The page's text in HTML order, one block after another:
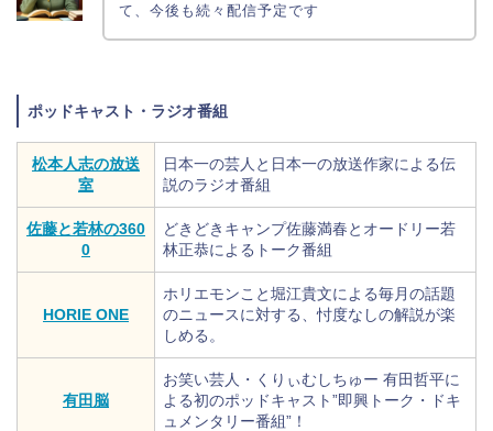
て、今後も続々配信予定です
ポッドキャスト・ラジオ番組
松本人志の放送
室
日本一の芸人と日本一の放送作家による伝
説のラジオ番組
佐藤と若林の360
0
どきどきキャンプ佐藤満春とオードリー若
林正恭によるトーク番組
HORIE ONE
ホリエモンこと堀江貴文による毎月の話題
のニュースに対する、忖度なしの解説が楽
しめる。
有田脳
お笑い芸人・くりぃむしちゅー 有田哲平に
よる初のポッドキャスト”即興トーク・ドキ
ュメンタリー番組”！